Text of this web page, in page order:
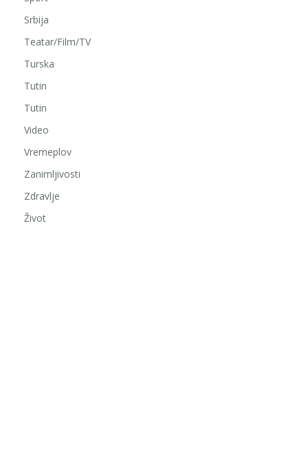
Srbija
Teatar/Film/TV
Turska
Tutin
Tutin
Video
Vremeplov
Zanimljivosti
Zdravlje
Život